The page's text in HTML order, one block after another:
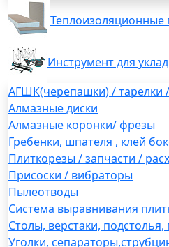
Теплоизоляционные
Инструмент для
АГШК(черепашки) / тарелки
Алмазные диски
Алмазные коронки/ фрезы
Гребенки, шпателя , клей
Плиткорезы / запчасти /
Присоски / вибраторы
Пылеотводы
Система выравнивания
Столы, верстаки, подстолья,
Уголки,